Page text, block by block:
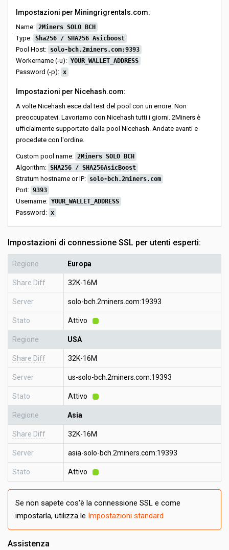
Impostazioni per Miningrigrentals.com:
Name: 2Miners SOLO BCH
Type: Sha256 / SHA256 Asicboost
Pool Host: solo-bch.2miners.com:9393
Workername (-u): YOUR_WALLET_ADDRESS
Password (-p): x
Impostazioni per Nicehash.com:
A volte Nicehash esce dal test del pool con un errore. Non
preoccupatevi. Lavoriamo con Nicehash tutti i giorni. 2Miners è
ufficialmente supportato dalla pool Nicehash. Andate avanti e
procedete con l'ordine.
Custom pool name: 2Miners SOLO BCH
Algorithm: SHA256 / SHA256AsicBoost
Stratum hostname or IP: solo-bch.2miners.com
Port: 9393
Username: YOUR_WALLET_ADDRESS
Password: x
Impostazioni di connessione SSL per utenti esperti:
Regione Europa
Share Diff 32K-16M
Server solo-bch.2miners.com:19393
Stato Attivo
Regione USA
Share Diff 32K-16M
Server us-solo-bch.2miners.com:19393
Stato Attivo
Regione Asia
Share Diff 32K-16M
Server asia-solo-bch.2miners.com:19393
Stato Attivo
Se non sapete cos'è la connessione SSL e come
impostarla, utilizza le Impostazioni standard
Assistenza